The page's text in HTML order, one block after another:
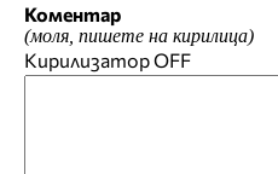
Коментар
(моля, пишете на кирилица)
КирилизаторOFF